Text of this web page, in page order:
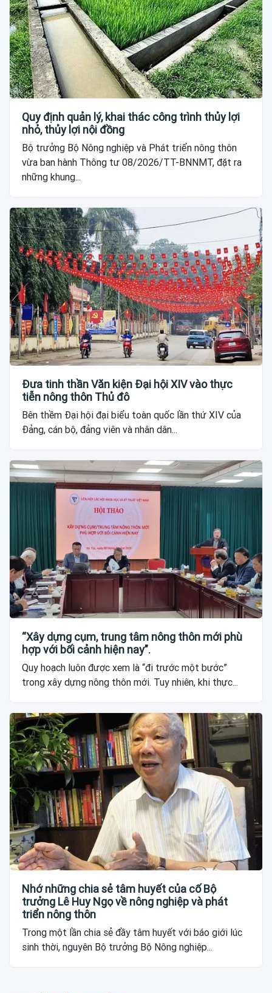
Quy định quản lý, khai thác công trình thủy lợi
nhỏ, thủy lợi nội đồng
Bộ trưởng Bộ Nông nghiệp và Phát triển nông thôn
vừa ban hành Thông tư 08/2026/TT-BNNMT, đặt ra
những khung...
Đưa tinh thần Văn kiện Đại hội XIV vào thực
tiễn nông thôn Thủ đô
Bên thềm Đại hội đại biểu toàn quốc lần thứ XIV của
Đảng, cán bộ, đảng viên và nhân dân...
“Xây dựng cụm, trung tâm nông thôn mới phù
hợp với bối cảnh hiện nay”.
Quy hoạch luôn được xem là “đi trước một bước”
trong xây dựng nông thôn mới. Tuy nhiên, khi thực...
Nhớ những chia sẻ tâm huyết của cố Bộ
trưởng Lê Huy Ngọ về nông nghiệp và phát
triển nông thôn
Trong một lần chia sẻ đầy tâm huyết với báo giới lúc
sinh thời, nguyên Bộ trưởng Bộ Nông nghiệp...